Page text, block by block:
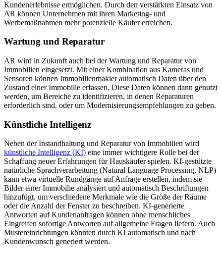
Kundenerlebnisse ermöglichen. Durch den verstärkten Einsatz von
AR können Unternehmen mit ihren Marketing- und
Werbemaßnahmen mehr potenzielle Käufer erreichen.
Wartung und Reparatur
AR wird in Zukunft auch bei der Wartung und Reparatur von
Immobilien eingesetzt. Mit einer Kombination aus Kameras und
Sensoren können Immobilienmakler automatisch Daten über den
Zustand einer Immobilie erfassen. Diese Daten können dann genutzt
werden, um Bereiche zu identifizieren, in denen Reparaturen
erforderlich sind, oder um Modernisierungsempfehlungen zu geben.
Künstliche Intelligenz
Neben der Instandhaltung und Reparatur von Immobilien wird
künstliche Intelligenz (KI) eine immer wichtigere Rolle bei der
Schaffung neuer Erfahrungen für Hauskäufer spielen. KI-gestützte
natürliche Sprachverarbeitung (Natural Language Processing, NLP)
kann etwa virtuelle Rundgänge auf Anfrage erstellen, indem sie
Bilder einer Immobilie analysiert und automatisch Beschriftungen
hinzufügt, um verschiedene Merkmale wie die Größe der Räume
oder die Anzahl der Fenster zu beschreiben. KI-generierte
Antworten auf Kundenanfragen können ohne menschliches
Eingreifen sofortige Antworten auf allgemeine Fragen liefern. Auch
Mustereinrichtungen könnten durch KI automatisch und nach
Kundenwunsch generiert werden.